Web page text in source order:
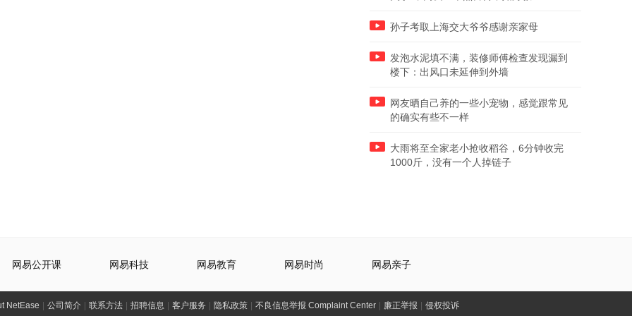
孙子考取上海交大爷爷感谢亲家母
发泡水泥填不满，装修师傅检查发现漏到
楼下：出风口未延伸到外墙
网友晒自己养的一些小宠物，感觉跟常见
的确实有些不一样
大雨将至全家老小抢收稻谷，6分钟收完
1000斤，没有一个人掉链子
网易公开课 网易科技 网易教育 网易时尚 网易亲子
NetEase 公司简介 联系方法 招聘信息 客户服务 隐私政策 不良信息举报 Complaint Center 廉正举报 侵权投诉